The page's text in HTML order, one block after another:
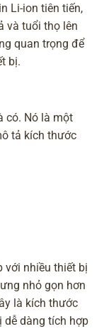
Li-ion tiên tiến,
và tuổi thọ lên
quan trọng để
bị.
có. Nó là một
tả kích thước
với nhiều thiết bị
nhỏ gọn hơn
là kích thước
dễ dàng tích hợp